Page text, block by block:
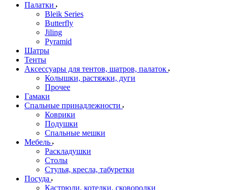
Палатки
Bleik Series
Butterfly
Jiling
Pyramid
Шатры
Тенты
Аксессуары для тентов, шатров, палаток
Колышки, растяжки, дуги
Прочее
Гамаки
Спальные принадлежности
Коврики
Подушки
Спальные мешки
Мебель
Раскладушки
Столы
Стулья, кресла, табуретки
Посуда
Кастрюли, котелки, сковородки